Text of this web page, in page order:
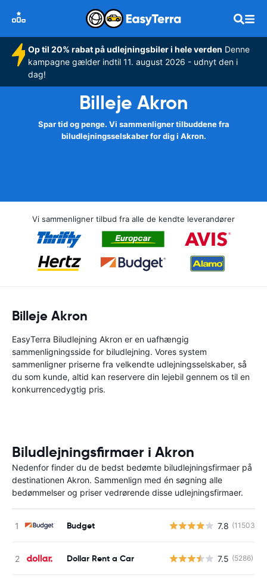
Op til 20% rabat på udlejningsbiler i hele verden Denne
kampagne gælder indtil 11. august 2026 - udnyt den i
dag!
Billeje Akron
Spar tid og penge. Vi sammenligner tilbuddene fra
biludlejningsselskaber for dig i Akron.
Vi sammenligner tilbud fra alle de kendte leverandører
Billeje Akron
EasyTerra Biludlejning Akron er en uafhængig
sammenligningsside for biludlejning. Vores system
sammenligner priserne fra velkendte udlejningsselskaber, så
du som kunde, altid kan reservere din lejebil gennem os til en
konkurrencedygtig pris.
Biludlejningsfirmaer i Akron
Nedenfor finder du de bedst bedømte biludlejningsfirmaer på
destinationen Akron. Sammenlign med én søgning alle
bedømmelser og priser vedrørende disse udlejningsfirmaer.
Budget 7.8 (11503)
Dollar Rent a Car 7.5 (5286)